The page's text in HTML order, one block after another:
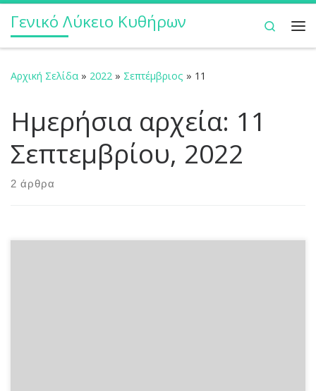
Μετάβαση στο περιεχόμενο
Γενικό Λύκειο Κυθήρων
Search
Αρχική Σελίδα » 2022 » Σεπτέμβριος » 11
Ημερήσια αρχεία: 11
Σεπτεμβρίου, 2022
2 άρθρα